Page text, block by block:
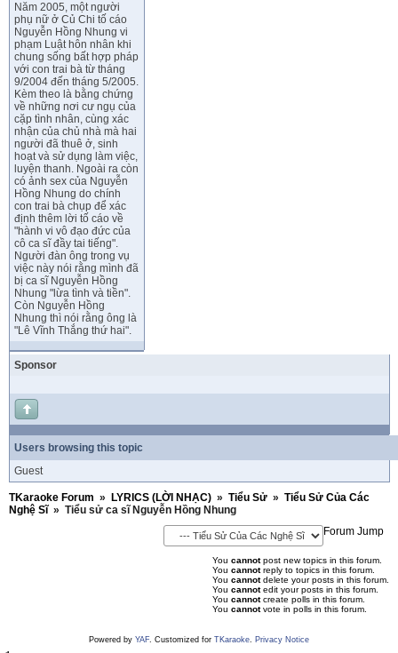
Năm 2005, một người
phụ nữ ở Củ Chi tố cáo
Nguyễn Hồng Nhung vi
phạm Luật hôn nhân khi
chung sống bất hợp pháp
với con trai bà từ tháng
9/2004 đến tháng 5/2005.
Kèm theo là bằng chứng
về những nơi cư ngụ của
cặp tình nhân, cùng xác
nhận của chủ nhà mà hai
người đã thuê ở, sinh
hoạt và sử dụng làm việc,
luyện thanh. Ngoài ra còn
có ảnh sex của Nguyễn
Hồng Nhung do chính
con trai bà chụp để xác
định thêm lời tố cáo về
"hành vi vô đạo đức của
cô ca sĩ đầy tai tiếng".
Người đàn ông trong vụ
việc này nói rằng mình đã
bị ca sĩ Nguyễn Hồng
Nhung "lừa tình và tiền".
Còn Nguyễn Hồng
Nhung thì nói rằng ông là
"Lê Vĩnh Thắng thứ hai".
Sponsor
Users browsing this topic
Guest
TKaraoke Forum » LYRICS (LỜI NHẠC) » Tiểu Sử » Tiểu Sử Của Các
Nghệ Sĩ » Tiểu sử ca sĩ Nguyễn Hồng Nhung
Forum Jump
You cannotpost new topics in this forum.
You cannotreply to topics in this forum.
You cannotdelete your posts in this forum.
You cannotedit your posts in this forum.
You cannotcreate polls in this forum.
You cannotvote in polls in this forum.
Powered by YAF. Customized for TKaraoke. Privacy Notice